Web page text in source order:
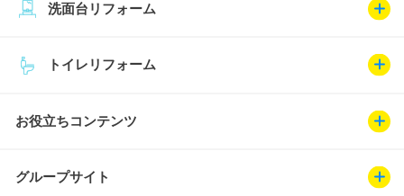
トイレリフォーム
洗面台リフォーム
お役立ちコンテンツ
グループサイト